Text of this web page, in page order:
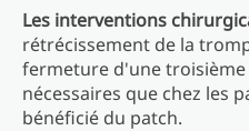
Les interventions
rétrécissement de la
fermeture d'une
nécessaires que chez les
bénéficié du patch.